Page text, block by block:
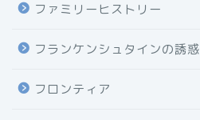
ファミリーヒストリー
フランケンシュタインの誘惑
フロンティア